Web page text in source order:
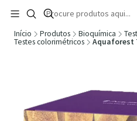
🚚 Portugal Continental: Portes Grátis
Ler
Início Produtos Bioquímica
Testes colorimétricos
Aquaforest